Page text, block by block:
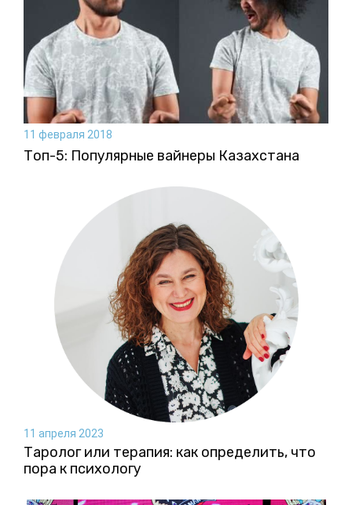
11 февраля 2018
Топ-5: Популярные вайнеры Казахстана
11 апреля 2023
Таролог или терапия: как определить, что
пора к психологу